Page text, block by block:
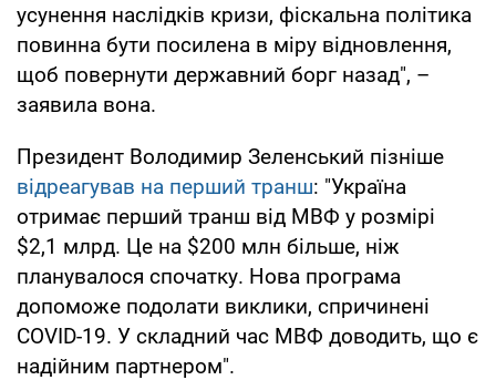
усунення наслідків кризи, фіскальна політика
повинна бути посилена в міру відновлення,
щоб повернути державний борг назад", –
заявила вона.
Президент Володимир Зеленський пізніше
відреагував на перший транш: "Україна
отримає перший транш від МВФ у розмірі
$2,1 млрд. Це на $200 млн більше, ніж
планувалося спочатку. Нова програма
допоможе подолати виклики, спричинені
COVID-19. У складний час МВФ доводить, що є
надійним партнером".